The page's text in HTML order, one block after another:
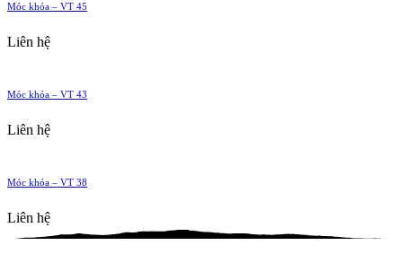
Móc khóa – VT 45
Liên hệ
Móc khóa – VT 43
Liên hệ
Móc khóa – VT 38
Liên hệ